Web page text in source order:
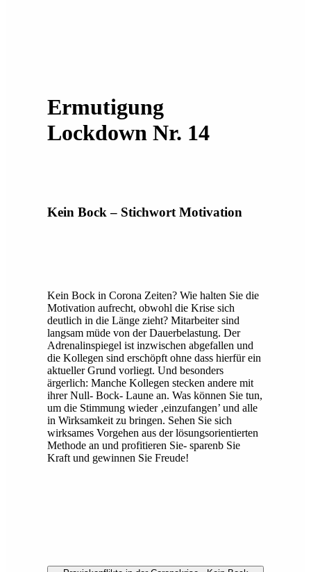
Ermutigung
Lockdown Nr. 14
Kein Bock – Stichwort Motivation
Kein Bock in Corona Zeiten? Wie halten Sie die
Motivation aufrecht, obwohl die Krise sich
deutlich in die Länge zieht? Mitarbeiter sind
langsam müde von der Dauerbelastung. Der
Adrenalinspiegel ist inzwischen abgefallen und
die Kollegen sind erschöpft ohne dass hierfür ein
aktueller Grund vorliegt. Und besonders
ärgerlich: Manche Kollegen stecken andere mit
ihrer Null- Bock- Laune an. Was können Sie tun,
um die Stimmung wieder ‚einzufangen’ und alle
in Wirksamkeit zu bringen. Sehen Sie sich
wirksames Vorgehen aus der lösungsorientierten
Methode an und profitieren Sie- sparenb Sie
Kraft und gewinnen Sie Freude!